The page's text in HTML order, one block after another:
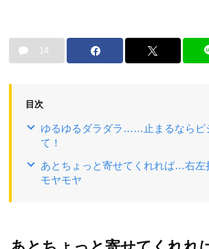
14
目次
ゆるゆるダラダラ……止まるならピ
て！
あとちょっと寄せてくれれば…右左
モヤモヤ